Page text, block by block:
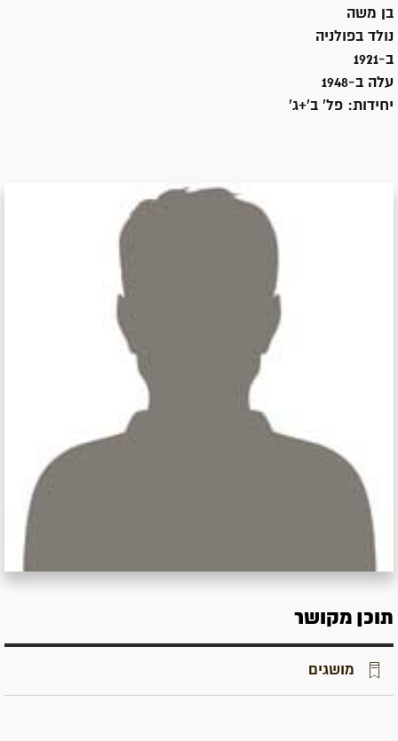
בן
משה
נולד בפולניה
ב-1921
עלה ב-1948
יחידות: פל' ב'+ג'
תוכן מקושר
מושגים